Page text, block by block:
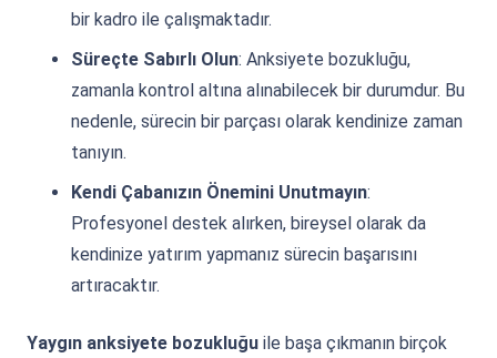
bir kadro ile çalışmaktadır.
Süreçte Sabırlı Olun: Anksiyete bozukluğu,
zamanla kontrol altına alınabilecek bir durumdur. Bu
nedenle, sürecin bir parçası olarak kendinize zaman
tanıyın.
Kendi Çabanızın Önemini Unutmayın:
Profesyonel destek alırken, bireysel olarak da
kendinize yatırım yapmanız sürecin başarısını
artıracaktır.
Yaygın anksiyete bozukluğu ile başa çıkmanın birçok